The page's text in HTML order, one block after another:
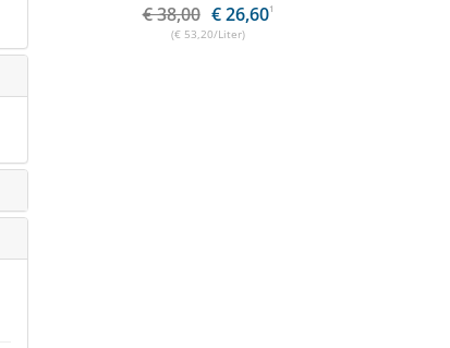
€ 38,00 € 26,601
(€ 53,20/Liter)